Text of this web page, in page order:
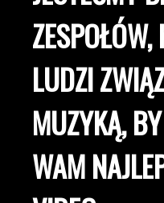
LUDZI
MUZYKĄ,
WAM